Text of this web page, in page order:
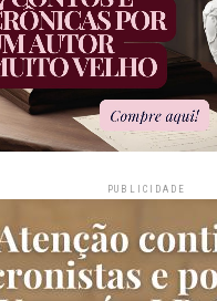
PUBLICIDADE